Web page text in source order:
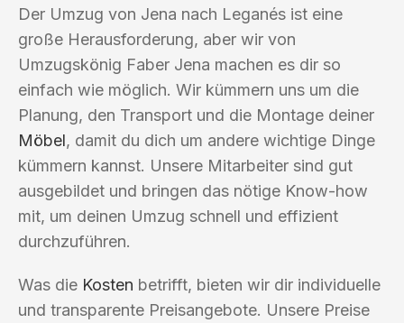
Der Umzug von Jena nach Leganés ist eine
große Herausforderung, aber wir von
Umzugskönig Faber Jena machen es dir so
einfach wie möglich. Wir kümmern uns um die
Planung, den Transport und die Montage deiner
Möbel, damit du dich um andere wichtige Dinge
kümmern kannst. Unsere Mitarbeiter sind gut
ausgebildet und bringen das nötige Know-how
mit, um deinen Umzug schnell und effizient
durchzuführen.
Was die Kosten betrifft, bieten wir dir individuelle
und transparente Preisangebote. Unsere Preise